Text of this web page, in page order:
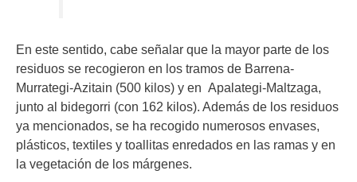
En este sentido, cabe señalar que la mayor parte de los
residuos se recogieron en los tramos de Barrena-
Murrategi-Azitain (500 kilos) y en Apalategi-Maltzaga,
junto al bidegorri (con 162 kilos). Además de los residuos
ya mencionados, se ha recogido numerosos envases,
plásticos, textiles y toallitas enredados en las ramas y en
la vegetación de los márgenes.